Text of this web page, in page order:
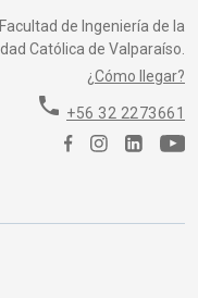
de Ingeniería de la
Católica de Valparaíso.
¿Cómo llegar?
phone +56 32 2273661